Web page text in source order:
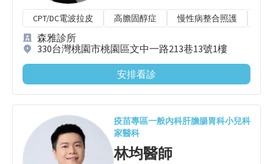
CPT/DC電波拉皮 高膽固醇症 慢性病整合照護
森雅診所
330台灣桃園市桃園區文中一路213巷13號1樓
安排看診
疫苗專區一般內科肝膽腸胃科小兒科
家醫科
林均醫師